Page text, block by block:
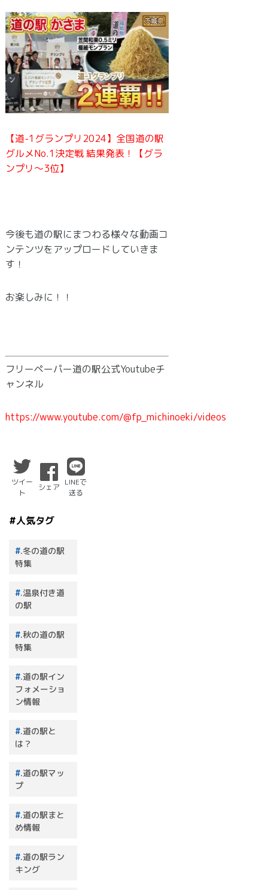
【道-1グランプリ2024】全国道の駅
グルメNo.1決定戦 結果発表！【グラ
ンプリ〜3位】
今後も道の駅にまつわる様々な動画コ
ンテンツをアップロードしていきま
す！
お楽しみに！！
フリーペーパー道の駅公式Youtubeチ
ャンネル
https://www.youtube.com/@fp_michinoeki/videos
ツイー
ト
シェア
LINEで
送る
#人気タグ
.冬の道の駅
特集
.温泉付き道
の駅
.秋の道の駅
特集
.道の駅イン
フォメーショ
ン情報
.道の駅と
は？
.道の駅マッ
プ
.道の駅まと
め情報
.道の駅ラン
キング